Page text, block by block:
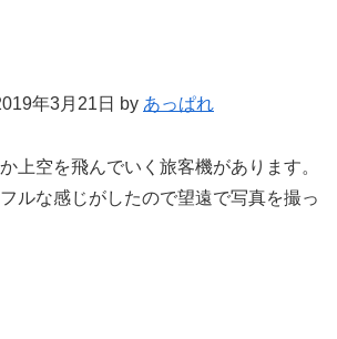
年3月21日 by あっぱれ
上空を飛んでいく旅客機があります。
ルな感じがしたので望遠で写真を撮っ